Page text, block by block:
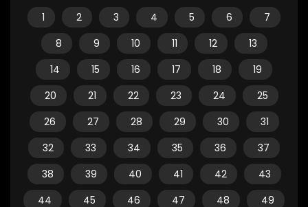
1 2 3 4 5 6
7
8
9 10 11 12
13
14
15 16 17 18
19
20
21 22 23 24
25
26
27 28 29 30
31
32
33 34 35 36
37
38
39 40 41 42
43
44
45 46 47 48
49